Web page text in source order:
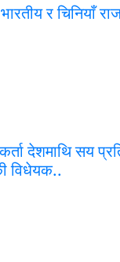
र चिनियाँ
देशमाथि सय
विधेयक..